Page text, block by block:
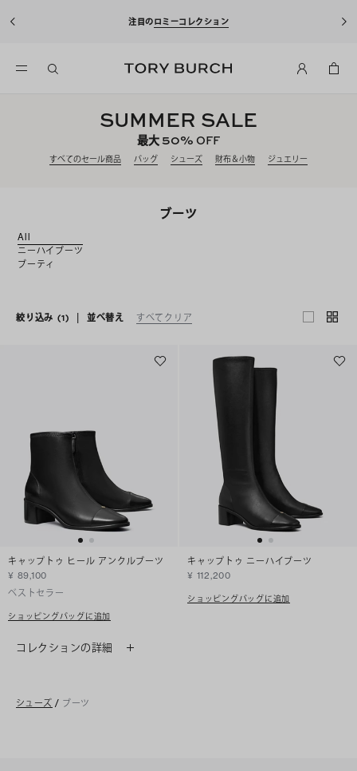
注目のロミーコレクション
SUMMER SALE
最大50% OFF
すべてのセール商品 バッグ シューズ 財布＆小物 ジュエリー
ブーツ
All
ニーハイブーツ
ブーティ
絞り込み (1) | 並べ替え すべてクリア
キャップトゥ ヒール アンクルブーツ
¥ 89,100
ベストセラー
ショッピングバッグに追加
キャップトゥ ニーハイブーツ
¥ 112,200
ショッピングバッグに追加
コレクションの詳細
シューズ / ブーツ